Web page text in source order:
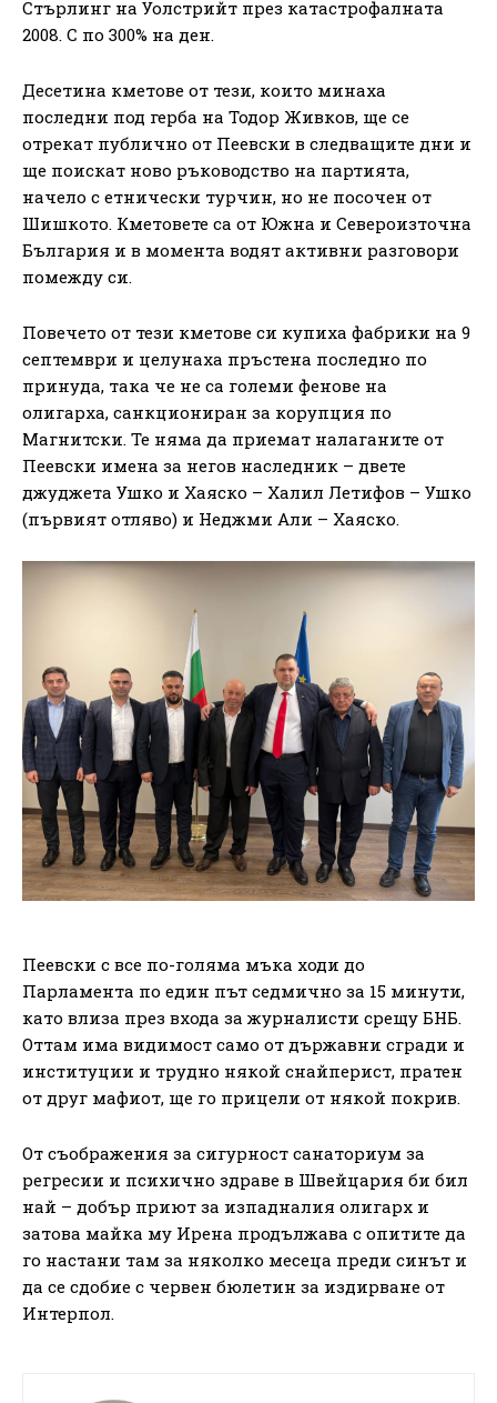
Стърлинг на Уолстрийт през катастрофалната
2008. С по 300% на ден.
Десетина кметове от тези, които минаха
последни под герба на Тодор Живков, ще се
отрекат публично от Пеевски в следващите дни и
ще поискат ново ръководство на партията,
начело с етнически турчин, но не посочен от
Шишкото. Кметовете са от Южна и Североизточна
България и в момента водят активни разговори
помежду си.
Повечето от тези кметове си купиха фабрики на 9
септември и целунаха пръстена последно по
принуда, така че не са големи фенове на
олигарха, санкциониран за корупция по
Магнитски. Те няма да приемат налаганите от
Пеевски имена за негов наследник – двете
джуджета Ушко и Хаяско – Халил Летифов – Ушко
(първият отляво) и Неджми Али – Хаяско.
Пеевски с все по-голяма мъка ходи до
Парламента по един път седмично за 15 минути,
като влиза през входа за журналисти срещу БНБ.
Оттам има видимост само от държавни сгради и
институции и трудно някой снайперист, пратен
от друг мафиот, ще го прицели от някой покрив.
От съображения за сигурност санаториум за
регресии и психично здраве в Швейцария би бил
най – добър приют за изпадналия олигарх и
затова майка му Ирена продължава с опитите да
го настани там за няколко месеца преди синът и
да се сдобие с червен бюлетин за издирване от
Интерпол.